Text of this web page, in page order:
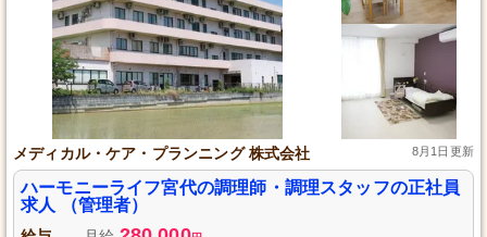
メディカル・ケア・プランニング 株式会社 8月1日更新
ハーモニーライフ宮代の調理師・調理スタッフの正社員
求人 （管理者）